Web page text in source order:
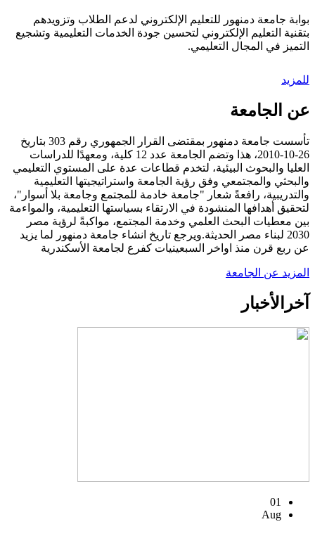
بوابة جامعة دمنهور للتعليم الإلكتروني لدعم الطلاب وتزويدهم
بتقنية التعليم الإلكتروني لتحسين جودة الخدمات التعليمية وتشجيع
التميز في المجال التعليمي.
للمزيد
عن الجامعة
تأسست جامعة دمنهور بمقتضى القرار الجمهوري رقم 303 بتاريخ
26-10-2010، هذا وتضم الجامعة عدد 12 كلية، ومعهدًا للدراسات
العليا والبحوث البيئية، لتخدم قطاعات عدة على المستوي التعليمي
والبحثي والمجتمعي وفق رؤية الجامعة واستراتيجيتها التعليمية
والتدريبية، رافعةً شعار "جامعة خادمة للمجتمع وجامعة بلا أسوار"،
لتحقيق أهدافها المنشودة في الارتقاء بسياستها التعليمية، والمواءمة
بين معطيات البحث العلمي وخدمة المجتمع، مواكبةً لرؤية مصر
2030 لبناء مصر الحديثة.ويرجع تاريخ انشاء جامعة دمنهور لما يزيد
عن ربع قرن منذ اواخر السبعينيات كفرع لجامعة الأسكندرية
المزيد عن الجامعة
آخر الأخبار
01
Aug